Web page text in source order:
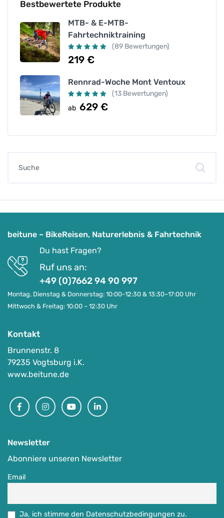
Bestbewertete Produkte
MTB- & E-MTB-
Fahrtechniktraining
(89 Bewertungen)
219 €
Rennrad-Woche Mont Ventoux
(13 Bewertungen)
ab 629 €
beitune – BikeReisen, Naturerlebnis & Fahrtechnik
Du hast Fragen?
Ruf uns an:
+49 (0)7662 94 90 997
Montag, Dienstag & Donnerstag: 10:00-12:30 & 13:30–17:00 Uhr
Mittwoch & Freitag: 10:00 – 12:30 Uhr
Kontakt
Brunnenstr. 8
79235 Vogtsburg i.K.
www.beitune.de
FacebookInstagramYoutubeLinkedin
Newsletter
Abonniere unseren Newsletter
Email
Ja, ich stimme den Datenschutzbedingungen zu.